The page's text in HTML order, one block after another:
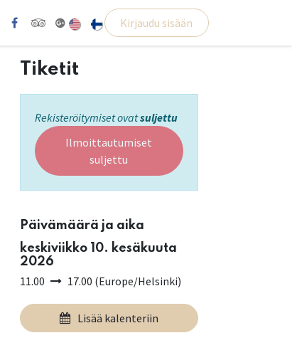
Kirjaudu sisään
Tiketit
Rekisteröitymiset ovatsuljettu
Ilmoittautumiset
suljettu
Päivämäärä ja aika
keskiviikko 10. kesäkuuta
2026
11.00 17.00 (Europe/Helsinki)
Lisää kalenteriin